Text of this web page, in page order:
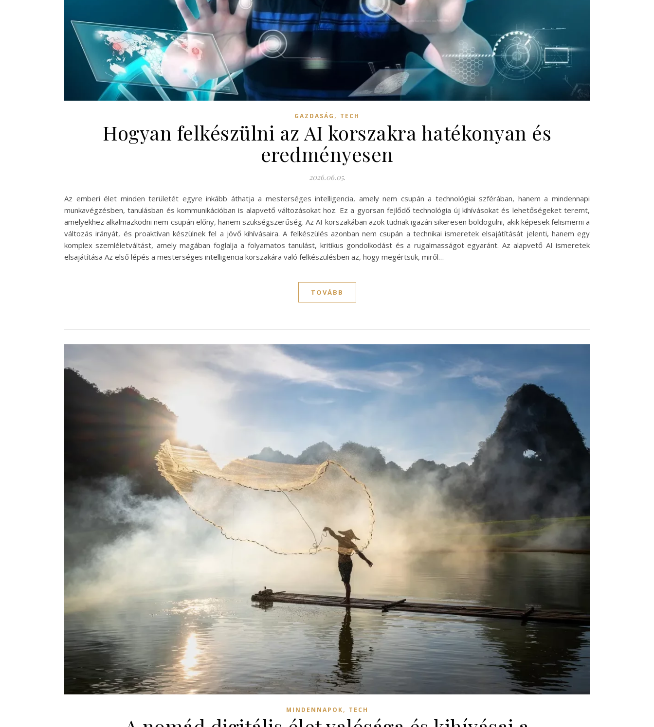
GAZDASÁG , TECH
Hogyan felkészülni az AI korszakra hatékonyan és
eredményesen
2026.06.05.
Az emberi élet minden területét egyre inkább áthatja a mesterséges intelligencia, amely nem csupán a technológiai szférában, hanem a mindennapi
munkavégzésben, tanulásban és kommunikációban is alapvető változásokat hoz. Ez a gyorsan fejlődő technológia új kihívásokat és lehetőségeket teremt,
amelyekhez alkalmazkodni nem csupán előny, hanem szükségszerűség. Az AI korszakában azok tudnak igazán sikeresen boldogulni, akik képesek felismerni a
változás irányát, és proaktívan készülnek fel a jövő kihívásaira. A felkészülés azonban nem csupán a technikai ismeretek elsajátítását jelenti, hanem egy
komplex szemléletváltást, amely magában foglalja a folyamatos tanulást, kritikus gondolkodást és a rugalmasságot egyaránt. Az alapvető AI ismeretek
elsajátítása Az első lépés a mesterséges intelligencia korszakára való felkészülésben az, hogy megértsük, miről…
TOVÁBB
MINDENNAPOK, TECH